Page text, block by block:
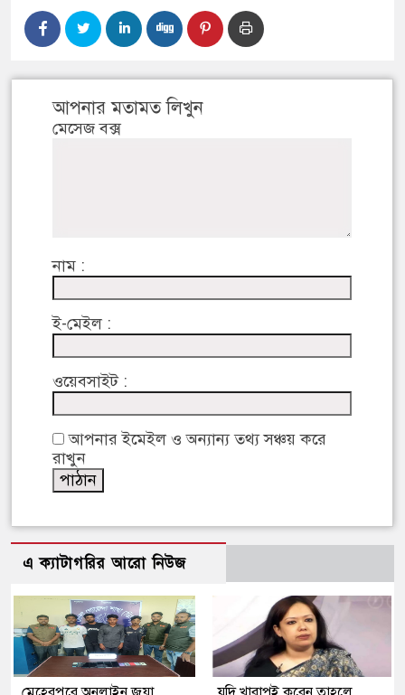
আপনার মতামত লিখুন
মেসেজ বক্স
নাম :
ই-মেইল :
ওয়েবসাইট :
আপনার ইমেইল ও অন্যান্য তথ্য সঞ্চয় করে
রাখুন
এ ক্যাটাগরির আরো নিউজ